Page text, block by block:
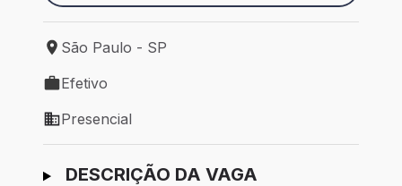
Local de trabalho: São Paulo - SP
São Paulo - SP
Tipo de vaga: Efetivo
Efetivo
Modelo de trabalho: Presencial
Presencial
Ir para candidatura
DESCRIÇÃO DA VAGA